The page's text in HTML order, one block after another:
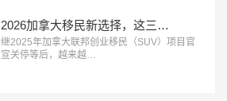
2026加拿大移民新选择，这三种方式哪个最适合您？
继2025年加拿大联邦创业移民（SUV）项目官
宣关停等后，越来越…